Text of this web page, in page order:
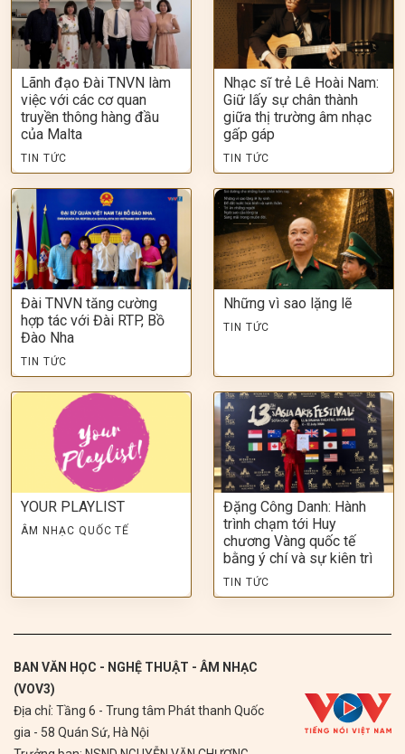
Lãnh đạo Đài TNVN làm
việc với các cơ quan
truyền thông hàng đầu
của Malta
TIN TỨC
Nhạc sĩ trẻ Lê Hoài Nam:
Giữ lấy sự chân thành
giữa thị trường âm nhạc
gấp gáp
TIN TỨC
Đài TNVN tăng cường
hợp tác với Đài RTP, Bồ
Đào Nha
TIN TỨC
Những vì sao lặng lẽ
TIN TỨC
YOUR PLAYLIST
ÂM NHẠC QUỐC TẾ
Đặng Công Danh: Hành
trình chạm tới Huy
chương Vàng quốc tế
bằng ý chí và sự kiên trì
TIN TỨC
BAN VĂN HỌC - NGHỆ THUẬT - ÂM NHẠC
(VOV3)
Địa chỉ: Tầng 6 - Trung tâm Phát thanh Quốc
gia - 58 Quán Sứ, Hà Nội